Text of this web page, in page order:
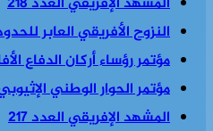
النزوح الأفريقي العابر للحدود في ظل
مؤتمر رؤساء أركان الدفاع الأفارقة 2026 من التعاون الأمني إلى السياسة الأمنية
مؤتمر الحوار الوطني
المشهد الإفريقي العدد 217